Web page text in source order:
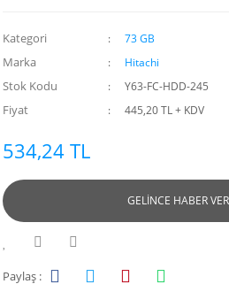
Kategori 73 GB
Marka Hitachi
Stok Kodu Y63-FC-HDD-245
Fiyat 445,20 TL + KDV
534,24 TL
GELİNCE HABER VER
Paylaş :